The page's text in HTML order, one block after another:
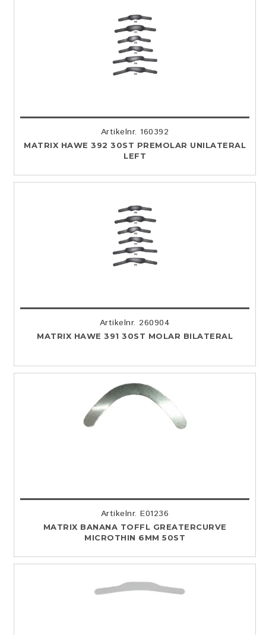
Artikelnr. 160392
MATRIX HAWE 392 30ST PREMOLAR UNILATERAL
LEFT
Artikelnr. 260904
MATRIX HAWE 391 30ST MOLAR BILATERAL
Artikelnr. E01236
MATRIX BANANA TOFFL GREATERCURVE
MICROTHIN 6MM 50ST